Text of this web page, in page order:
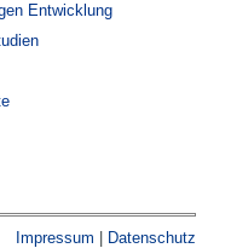
Entwicklung
Impressum Datenschutz